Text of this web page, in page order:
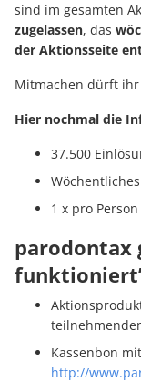
sind im gesamten
zugelassen, das
der Aktionsseite
Mitmachen dürft
Hier nochmal die
37.500
1 x pro
parodontax
Kassenbon
http://